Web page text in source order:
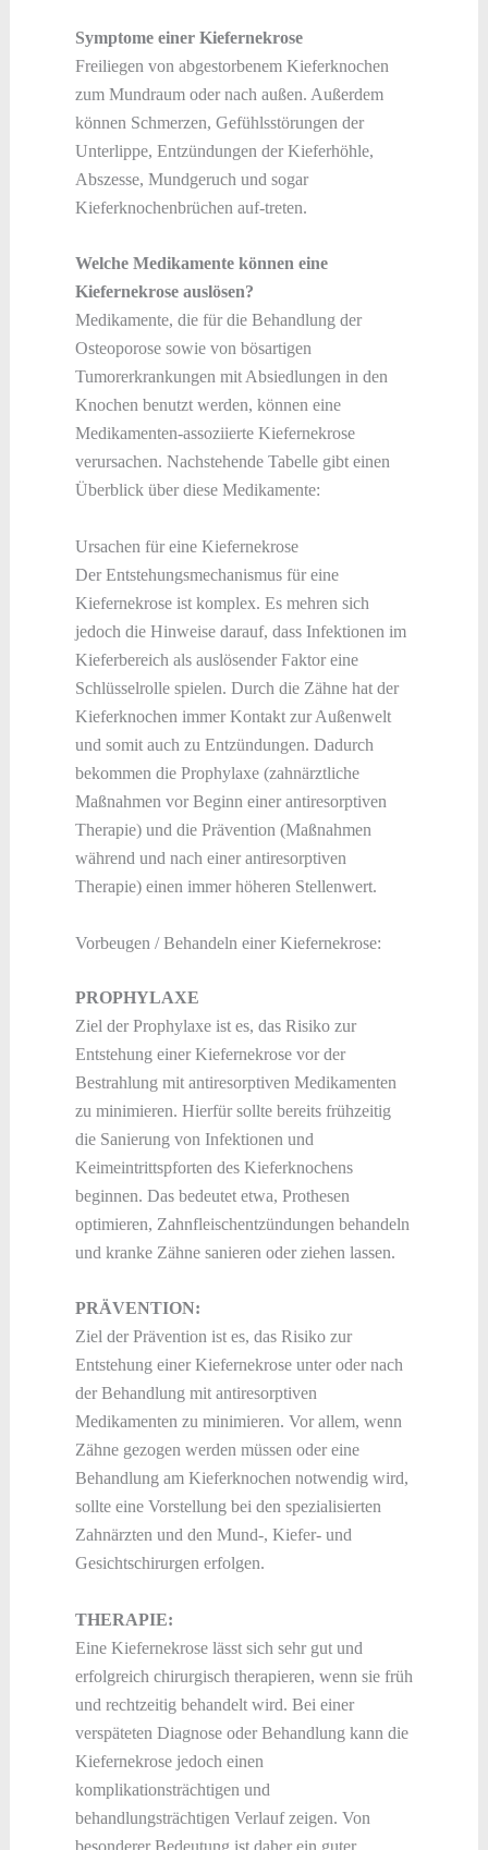
Symptome einer Kiefernekrose
Freiliegen von abgestorbenem Kieferknochen
zum Mundraum oder nach außen. Außerdem
können Schmerzen, Gefühlsstörungen der
Unterlippe, Entzündungen der Kieferhöhle,
Abszesse, Mundgeruch und sogar
Kieferknochenbrüchen auf-treten.
Welche Medikamente können eine
Kiefernekrose auslösen?
Medikamente, die für die Behandlung der
Osteoporose sowie von bösartigen
Tumorerkrankungen mit Absiedlungen in den
Knochen benutzt werden, können eine
Medikamenten-assoziierte Kiefernekrose
verursachen. Nachstehende Tabelle gibt einen
Überblick über diese Medikamente:
Ursachen für eine Kiefernekrose
Der Entstehungsmechanismus für eine
Kiefernekrose ist komplex. Es mehren sich
jedoch die Hinweise darauf, dass Infektionen im
Kieferbereich als auslösender Faktor eine
Schlüsselrolle spielen. Durch die Zähne hat der
Kieferknochen immer Kontakt zur Außenwelt
und somit auch zu Entzündungen. Dadurch
bekommen die Prophylaxe (zahnärztliche
Maßnahmen vor Beginn einer antiresorptiven
Therapie) und die Prävention (Maßnahmen
während und nach einer antiresorptiven
Therapie) einen immer höheren Stellenwert.
Vorbeugen / Behandeln einer Kiefernekrose:
PROPHYLAXE
Ziel der Prophylaxe ist es, das Risiko zur
Entstehung einer Kiefernekrose vor der
Bestrahlung mit antiresorptiven Medikamenten
zu minimieren. Hierfür sollte bereits frühzeitig
die Sanierung von Infektionen und
Keimeintrittspforten des Kieferknochens
beginnen. Das bedeutet etwa, Prothesen
optimieren, Zahnfleischentzündungen behandeln
und kranke Zähne sanieren oder ziehen lassen.
PRÄVENTION:
Ziel der Prävention ist es, das Risiko zur
Entstehung einer Kiefernekrose unter oder nach
der Behandlung mit antiresorptiven
Medikamenten zu minimieren. Vor allem, wenn
Zähne gezogen werden müssen oder eine
Behandlung am Kieferknochen notwendig wird,
sollte eine Vorstellung bei den spezialisierten
Zahnärzten und den Mund-, Kiefer- und
Gesichtschirurgen erfolgen.
THERAPIE:
Eine Kiefernekrose lässt sich sehr gut und
erfolgreich chirurgisch therapieren, wenn sie früh
und rechtzeitig behandelt wird. Bei einer
verspäteten Diagnose oder Behandlung kann die
Kiefernekrose jedoch einen
komplikationsträchtigen und
behandlungsträchtigen Verlauf zeigen. Von
besonderer Bedeutung ist daher ein guter